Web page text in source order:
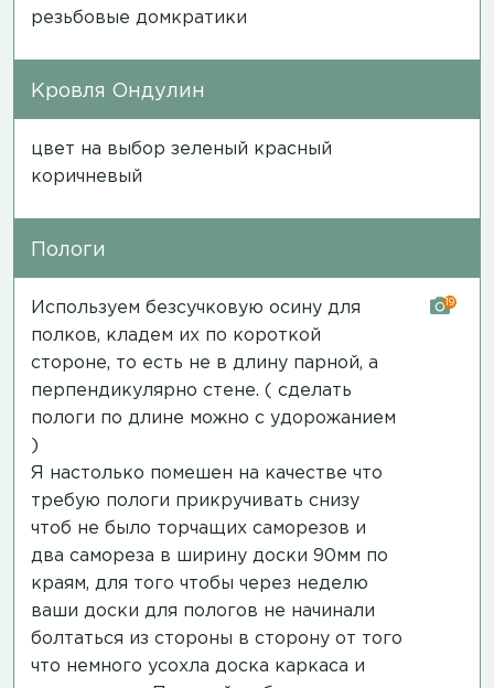
резьбовые домкратики
Кровля Ондулин
цвет на выбор зеленый красный
коричневый
Пологи
Используем безсучковую осину для
полков, кладем их по короткой
стороне, то есть не в длину парной, а
перпендикулярно стене. ( сделать
пологи по длине можно с удорожанием
)
Я настолько помешен на качестве что
требую пологи прикручивать снизу
чтоб не было торчащих саморезов и
два самореза в ширину доски 90мм по
краям, для того чтобы через неделю
ваши доски для пологов не начинали
болтаться из стороны в сторону от того
что немного усохла доска каркаса и
19